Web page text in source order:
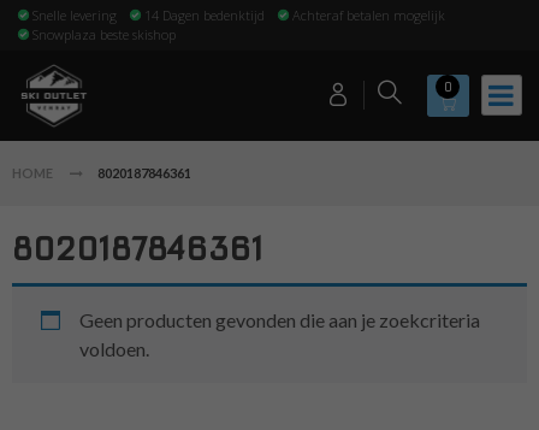
Snelle levering 14 Dagen bedenktijd
Achteraf betalen mogelijk
Snowplaza beste skishop
0
HOME 8020187846361
8020187846361
Geen producten gevonden die aan je zoekcriteria
voldoen.